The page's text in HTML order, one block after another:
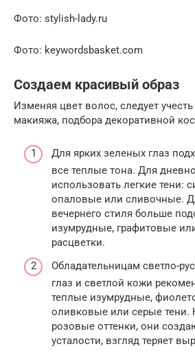
Фото: stylish-lady.ru
Фото: keywordsbasket.com
Создаем красивый образ
Изменяя цвет волос, следует
макияжа, подбора декоративной
Для ярких зеленых глаз
все теплые тона. Для
использовать легкие тени:
опаловые или сливочные.
вечернего стиля больше
изумрудные, графитовые
расцветки.
Обладательницам светло-
глаз и светлой кожи
теплые изумрудные,
оливковые или серые тени.
розовые оттенки, они
усталости, взгляд теряет